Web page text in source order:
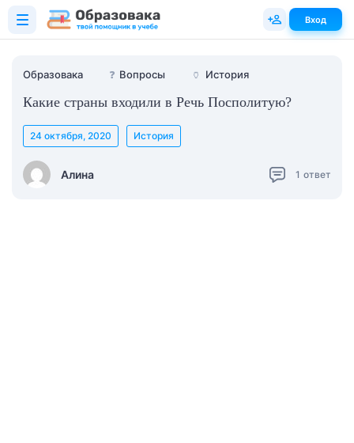
Образовака ❓ Вопросы 🏺 История
Какие страны входили в Речь Посполитую?
Алина
24 октября, 2020 История
1 ответ
Вход